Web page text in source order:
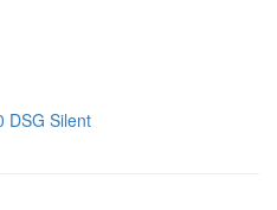
DSG Silent